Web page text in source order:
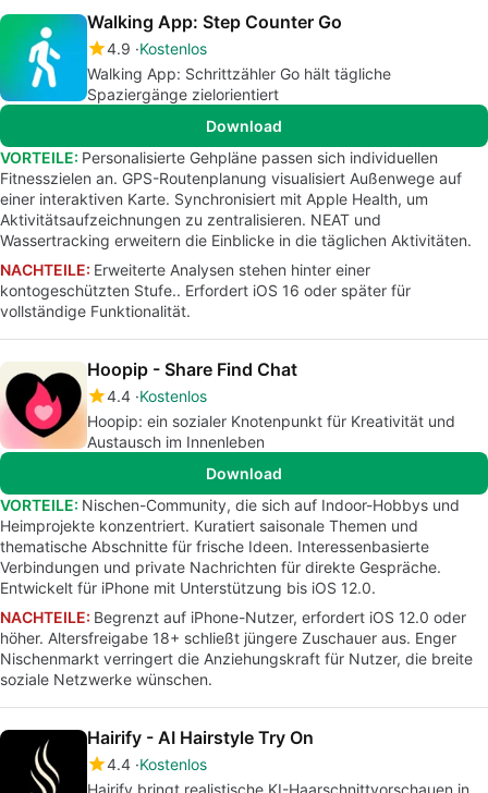
Walking App: Step Counter Go
4.9 Kostenlos
Walking App: Schrittzähler Go hält tägliche
Spaziergänge zielorientiert
Download
VORTEILE: Personalisierte Gehpläne passen sich individuellen
Fitnesszielen an. GPS-Routenplanung visualisiert Außenwege auf
einer interaktiven Karte. Synchronisiert mit Apple Health, um
Aktivitätsaufzeichnungen zu zentralisieren. NEAT und
Wassertracking erweitern die Einblicke in die täglichen Aktivitäten.
NACHTEILE: Erweiterte Analysen stehen hinter einer
kontogeschützten Stufe.. Erfordert iOS 16 oder später für
vollständige Funktionalität.
Hoopip - Share Find Chat
4.4 Kostenlos
Hoopip: ein sozialer Knotenpunkt für Kreativität und
Austausch im Innenleben
Download
VORTEILE: Nischen-Community, die sich auf Indoor-Hobbys und
Heimprojekte konzentriert. Kuratiert saisonale Themen und
thematische Abschnitte für frische Ideen. Interessenbasierte
Verbindungen und private Nachrichten für direkte Gespräche.
Entwickelt für iPhone mit Unterstützung bis iOS 12.0.
NACHTEILE: Begrenzt auf iPhone-Nutzer, erfordert iOS 12.0 oder
höher. Altersfreigabe 18+ schließt jüngere Zuschauer aus. Enger
Nischenmarkt verringert die Anziehungskraft für Nutzer, die breite
soziale Netzwerke wünschen.
Hairify - AI Hairstyle Try On
4.4 Kostenlos
Hairify bringt realistische KI-Haarschnittvorschauen in